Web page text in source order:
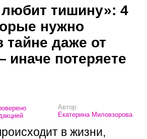
любит тишину»: 4
нужно
тайне даже от
иначе потеряете
Автор:
Екатерина Миловзорова
в жизни,